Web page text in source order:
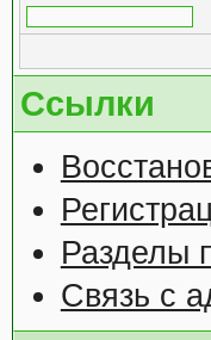
Ссылки
Разделы
Связь с